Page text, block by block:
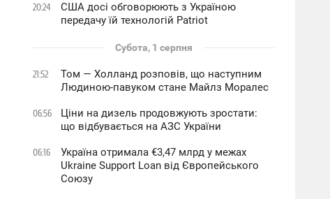
20:24
США досі обговорюють з Україною
передачу їй технологій Patriot
Субота, 1 серпня
21:52
Том — Холланд розповів, що наступним
Людиною-павуком стане Майлз Моралес
06:56
Ціни на дизель продовжують зростати:
що відбувається на АЗС України
06:16
Україна отримала €3,47 млрд у межах
Ukraine Support Loan від Європейського
Союзу